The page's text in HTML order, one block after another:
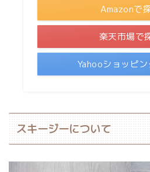
Amazonで
楽天市場で
Yahooショッピ
スキージーについて